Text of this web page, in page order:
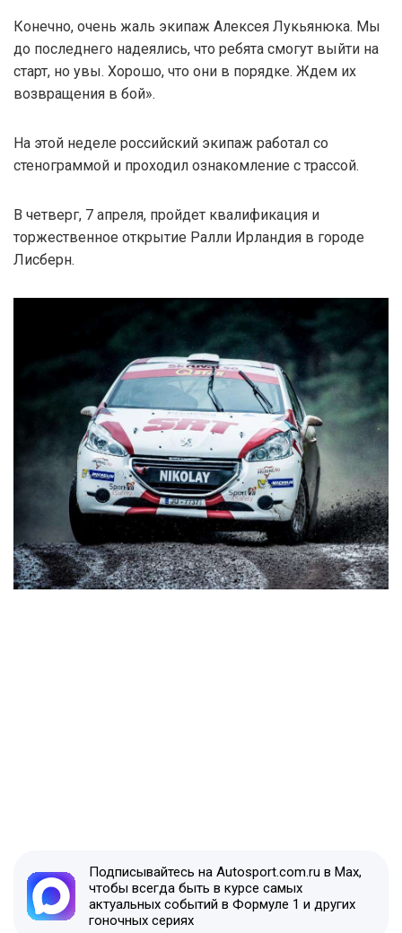
Конечно, очень жаль экипаж Алексея Лукьянюка. Мы
до последнего надеялись, что ребята смогут выйти на
старт, но увы. Хорошо, что они в порядке. Ждем их
возвращения в бой».
На этой неделе российский экипаж работал со
стенограммой и проходил ознакомление с трассой.
В четверг, 7 апреля, пройдет квалификация и
торжественное открытие Ралли Ирландия в городе
Лисберн.
Подписывайтесь на Autosport.com.ru в Max,
чтобы всегда быть в курсе самых
актуальных событий в Формуле 1 и других
гоночных сериях